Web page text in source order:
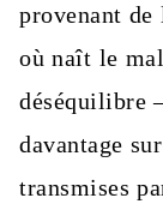
provenant
où naît le
déséquilibre
davantage
transmises